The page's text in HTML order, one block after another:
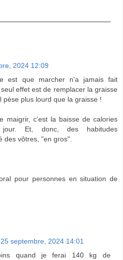
2024 12:09
est que marcher n'a jamais fait
effet est de remplacer la graisse
pèse plus lourd que la graisse !
maigrir, c'est la baisse de calories
jour. Et, donc, des habitudes
des vôtres, "en gros".
pour personnes en situation de
25 septembre, 2024 14:01
quand je ferai 140 kg de